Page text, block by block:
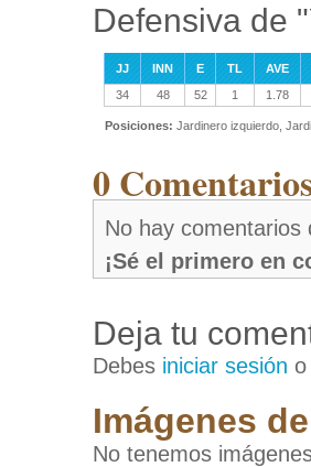
Defensiva de
JJ INN E TL
AVE
34
48 52 1 1.78
Posiciones: Jardinero izquierdo,
0
No hay comentarios
¡Sé el primero en
Deja tu
Debes iniciar sesión
Imágenes
No tenemos